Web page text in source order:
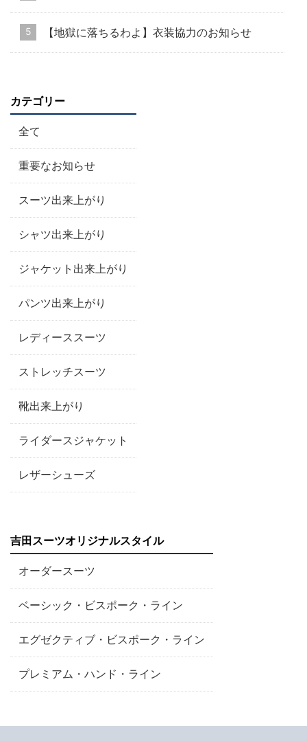
【地獄に落ちるわよ】衣装協力のお知らせ
カテゴリー
全て
重要なお知らせ
スーツ出来上がり
シャツ出来上がり
ジャケット出来上がり
パンツ出来上がり
レディーススーツ
ストレッチスーツ
靴出来上がり
ライダースジャケット
レザーシューズ
吉田スーツオリジナルスタイル
オーダースーツ
ベーシック・ビスポーク・ライン
エグゼクティブ・ビスポーク・ライン
プレミアム・ハンド・ライン